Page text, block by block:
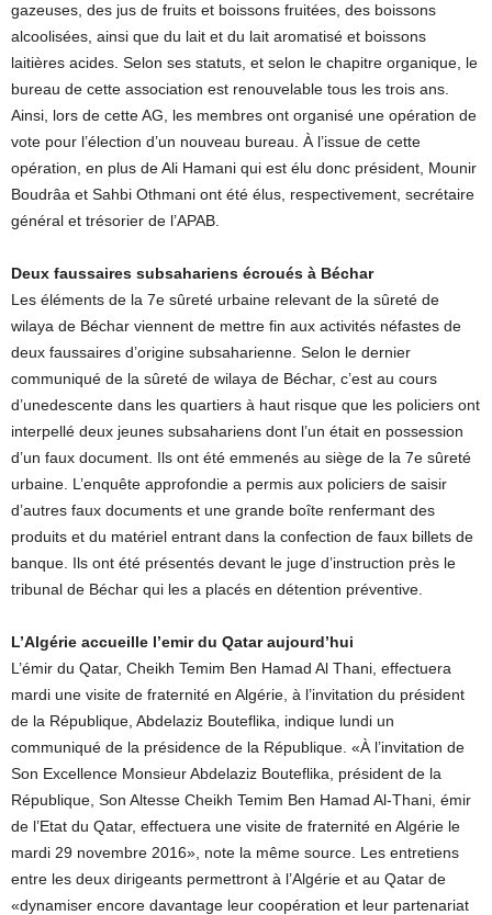
gazeuses, des jus de fruits et boissons fruitées, des boissons
alcoolisées, ainsi que du lait et du lait aromatisé et boissons
laitières acides. Selon ses statuts, et selon le chapitre organique, le
bureau de cette association est renouvelable tous les trois ans.
Ainsi, lors de cette AG, les membres ont organisé une opération de
vote pour l’élection d’un nouveau bureau. À l’issue de cette
opération, en plus de Ali Hamani qui est élu donc président, Mounir
Boudrâa et Sahbi Othmani ont été élus, respectivement, secrétaire
général et trésorier de l’APAB.
Deux faussaires subsahariens écroués à Béchar
Les éléments de la 7e sûreté urbaine relevant de la sûreté de
wilaya de Béchar viennent de mettre fin aux activités néfastes de
deux faussaires d’origine subsaharienne. Selon le dernier
communiqué de la sûreté de wilaya de Béchar, c’est au cours
d’unedescente dans les quartiers à haut risque que les policiers ont
interpellé deux jeunes subsahariens dont l’un était en possession
d’un faux document. Ils ont été emmenés au siège de la 7e sûreté
urbaine. L’enquête approfondie a permis aux policiers de saisir
d’autres faux documents et une grande boîte renfermant des
produits et du matériel entrant dans la confection de faux billets de
banque. Ils ont été présentés devant le juge d’instruction près le
tribunal de Béchar qui les a placés en détention préventive.
L’Algérie accueille l’emir du Qatar aujourd’hui
L’émir du Qatar, Cheikh Temim Ben Hamad Al Thani, effectuera
mardi une visite de fraternité en Algérie, à l’invitation du président
de la République, Abdelaziz Bouteflika, indique lundi un
communiqué de la présidence de la République. «À l’invitation de
Son Excellence Monsieur Abdelaziz Bouteflika, président de la
République, Son Altesse Cheikh Temim Ben Hamad Al-Thani, émir
de l’Etat du Qatar, effectuera une visite de fraternité en Algérie le
mardi 29 novembre 2016», note la même source. Les entretiens
entre les deux dirigeants permettront à l’Algérie et au Qatar de
«dynamiser encore davantage leur coopération et leur partenariat